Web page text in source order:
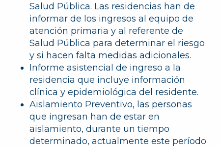
Salud Pública. Las residencias han de
informar de los ingresos al equipo de
atención primaria y al referente de
Salud Pública para determinar el riesgo
y si hacen falta medidas adicionales.
Informe asistencial de ingreso a la
residencia que incluye información
clínica y epidemiológica del residente.
Aislamiento Preventivo, las personas
que ingresan han de estar en
aislamiento, durante un tiempo
determinado, actualmente este período